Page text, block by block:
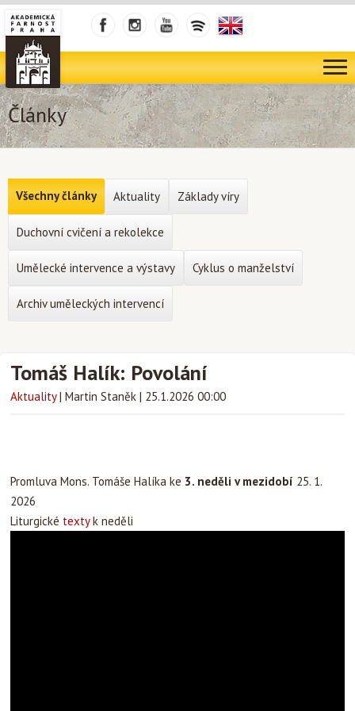
Články
Tomáš Halík: Povolání
Aktuality | Martin Staněk | 25.1.2026 00:00
Promluva Mons. Tomáše Halíka ke 3. neděli v mezidobí 25. 1.
2026
Liturgické textyk neděli
Všechny články Aktuality Základy víry
Duchovní cvičení a rekolekce
Umělecké intervence a výstavy Cyklus o manželství
Archiv uměleckých intervencí